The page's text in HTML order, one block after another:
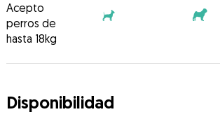
Acepto
perros de
hasta 18kg
Disponibilidad